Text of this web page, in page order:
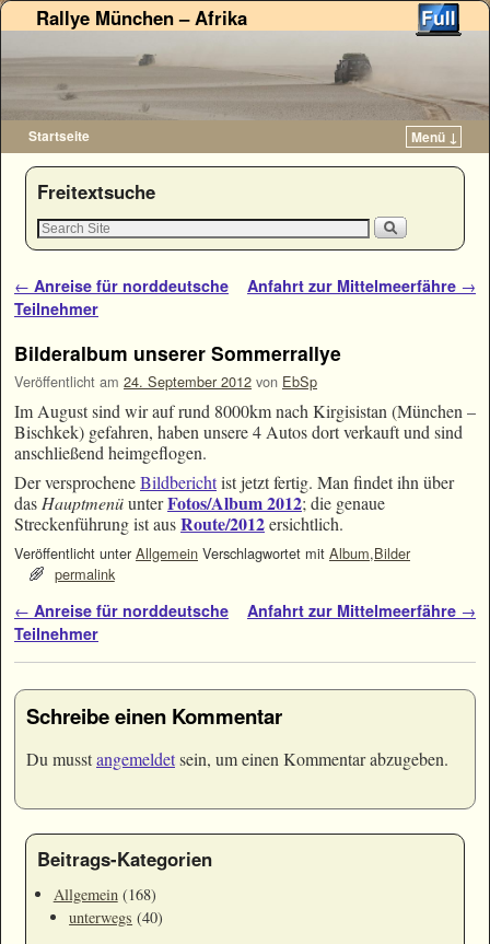
Rallye München – Afrika
Startseite Menü ↓
Zum Inhalt wechseln
Zum sekundären Inhalt wechseln
Freitextsuche
Artikelnavigation
← Anreise für norddeutsche
Teilnehmer
Anfahrt zur Mittelmeerfähre →
Bilderalbum unserer Sommerrallye
Veröffentlicht am 24. September 2012 von EbSp
Im August sind wir auf rund 8000km nach Kirgisistan (München –
Bischkek) gefahren, haben unsere 4 Autos dort verkauft und sind
anschließend heimgeflogen.
Der versprocheneBildberichtist jetzt fertig. Man findet ihn über
dasHauptmenüunterFotos/Album 2012; die genaue
Streckenführung ist ausRoute/2012ersichtlich.
Veröffentlicht unter Allgemein Verschlagwortet mit Album,Bilder
permalink
Artikelnavigation
← Anreise für norddeutsche
Teilnehmer
Anfahrt zur Mittelmeerfähre →
Schreibe einen Kommentar
Du musstangemeldetsein, um einen Kommentar abzugeben.
Beitrags-Kategorien
Allgemein(168)
unterwegs (40)